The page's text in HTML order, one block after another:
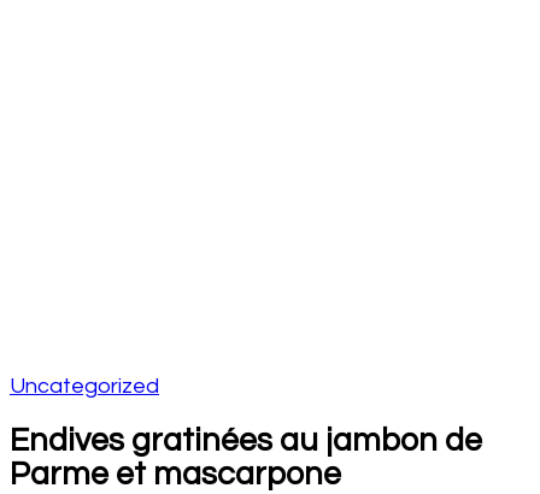
Uncategorized
Endives gratinées au jambon de
Parme et mascarpone